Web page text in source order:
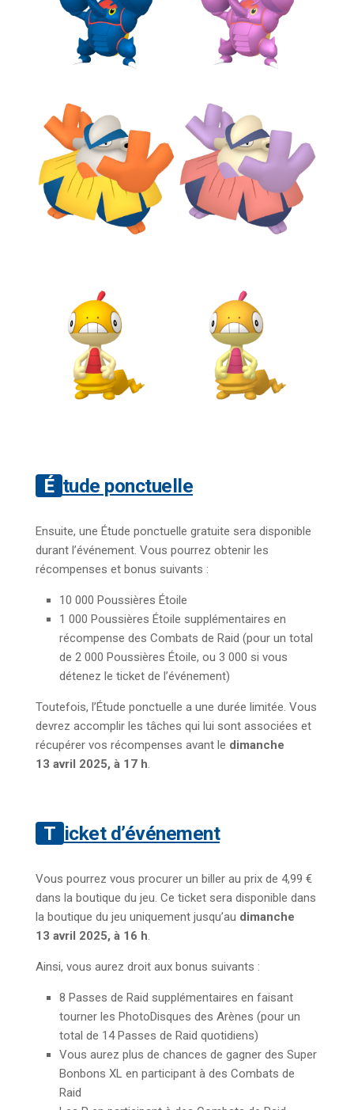
Étude ponctuelle
Ensuite, une Étude ponctuelle gratuite sera disponible
durant l’événement. Vous pourrez obtenir les
récompenses et bonus suivants :
10 000 Poussières Étoile
1 000 Poussières Étoile supplémentaires en
récompense des Combats de Raid (pour un total
de 2 000 Poussières Étoile, ou 3 000 si vous
détenez le ticket de l’événement)
Toutefois, l’Étude ponctuelle a une durée limitée. Vous
devrez accomplir les tâches qui lui sont associées et
récupérer vos récompenses avant le dimanche
13 avril 2025, à 17 h.
Ticket d’événement
Vous pourrez vous procurer un biller au prix de 4,99 €
dans la boutique du jeu. Ce ticket sera disponible dans
la boutique du jeu uniquement jusqu’au dimanche
13 avril 2025, à 16 h.
Ainsi, vous aurez droit aux bonus suivants :
8 Passes de Raid supplémentaires en faisant
tourner les PhotoDisques des Arènes (pour un
total de 14 Passes de Raid quotidiens)
Vous aurez plus de chances de gagner des Super
Bonbons XL en participant à des Combats de
Raid